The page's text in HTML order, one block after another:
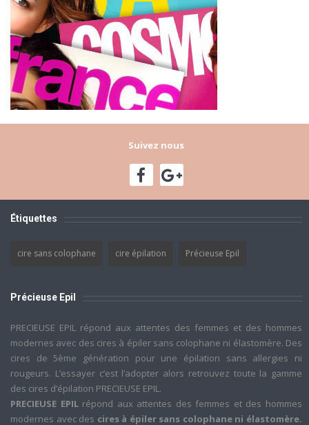
Suivez nous
Étiquettes
cire sans colophane cire épilation Précieuse Epil
Précieuse Epil
PRECIEUSE EPIL répond aux attentes des femmes et des hommes
modernes avec des cires à épiler sans colophane ni élastomère. Des
cires de 5ème génération pour une épilation sans allergies ni
rougeurs. L’essayer c’est l’adopter alors retrouvez toute la gamme
des cires d’épilation PRECIEUSE EPIL.
PRECIEUSE EPIL répond aux attentes des femmes et des hommes
modernes avec des cires à épiler sans colophane ni élastomère.